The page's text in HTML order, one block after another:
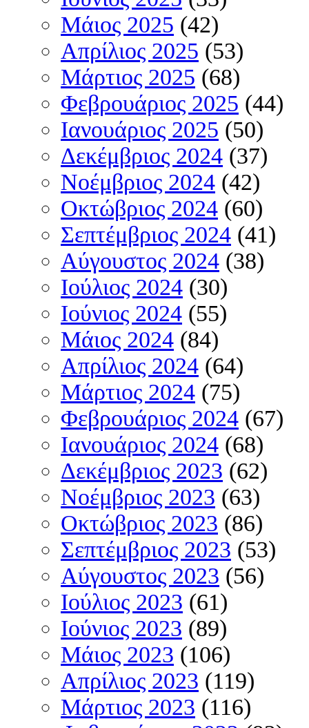
Μάιος 2025 (42)
Απρίλιος 2025 (53)
Μάρτιος 2025 (68)
Φεβρουάριος 2025 (44)
Ιανουάριος 2025 (50)
Δεκέμβριος 2024 (37)
Νοέμβριος 2024 (42)
Οκτώβριος 2024 (60)
Σεπτέμβριος 2024 (41)
Αύγουστος 2024 (38)
Ιούλιος 2024 (30)
Ιούνιος 2024 (55)
Μάιος 2024 (84)
Απρίλιος 2024 (64)
Μάρτιος 2024 (75)
Φεβρουάριος 2024 (67)
Ιανουάριος 2024 (68)
Δεκέμβριος 2023 (62)
Νοέμβριος 2023 (63)
Οκτώβριος 2023 (86)
Σεπτέμβριος 2023 (53)
Αύγουστος 2023 (56)
Ιούλιος 2023 (61)
Ιούνιος 2023 (89)
Μάιος 2023 (106)
Απρίλιος 2023 (119)
Μάρτιος 2023 (116)